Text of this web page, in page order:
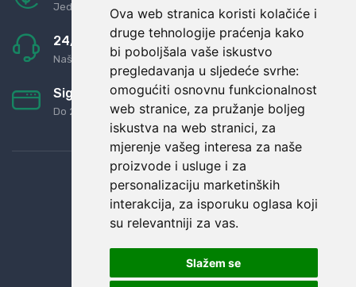
Ova web stranica koristi kolačiće i
druge tehnologije praćenja kako
bi poboljšala vaše iskustvo
pregledavanja u sljedeće svrhe:
omogućiti osnovnu funkcionalnost
web stranice, za pružanje boljeg
iskustva na web stranici, za
mjerenje vašeg interesa za naše
proizvode i usluge i za
personalizaciju marketinških
interakcija, za isporuku oglasa koji
su relevantniji za vas.
Slažem se
Jednostavno pravilo: Roba za novac
24/7 odlična podrška
Naši agenti uvijek na raspolaganju
Sigurno obročno plaćanje
Do 24 rata bez kamata